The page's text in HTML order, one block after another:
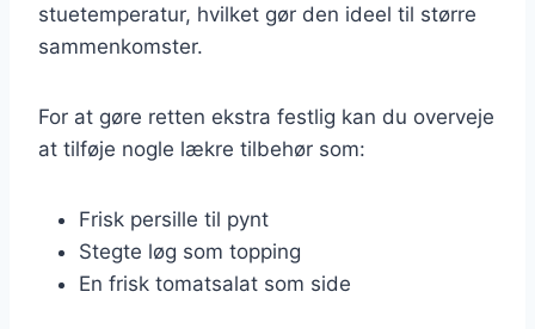
stuetemperatur, hvilket gør den ideel til større
sammenkomster.
For at gøre retten ekstra festlig kan du overveje
at tilføje nogle lækre tilbehør som:
Frisk persille til pynt
Stegte løg som topping
En frisk tomatsalat som side